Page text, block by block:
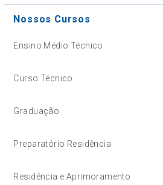
Nossos Cursos
Ensino Médio Técnico
Curso Técnico
Graduação
Preparatório Residência
Residência e Aprimoramento